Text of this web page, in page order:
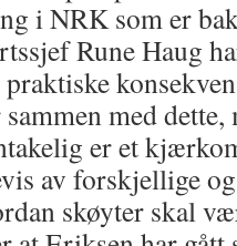
i NRK som er
Rune Haug
praktiske
med dette,
er et
av forskjellige
skøyter skal